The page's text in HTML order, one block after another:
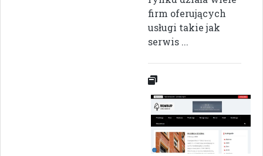
firm oferujących
usługi takie jak
serwis ...